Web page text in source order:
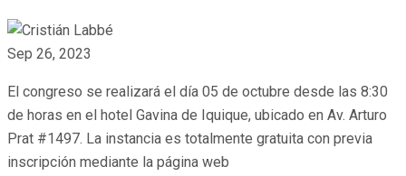
Sep 26, 2023
El congreso se realizará el día 05 de octubre desde las 8:30
de horas en el hotel Gavina de Iquique, ubicado en Av. Arturo
Prat #1497. La instancia es totalmente gratuita con previa
inscripción mediante la página web